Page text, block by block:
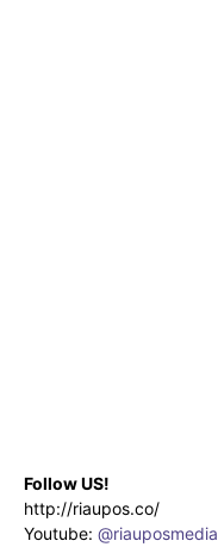
Follow US!
http://riaupos.co/
Youtube: @riauposmedia